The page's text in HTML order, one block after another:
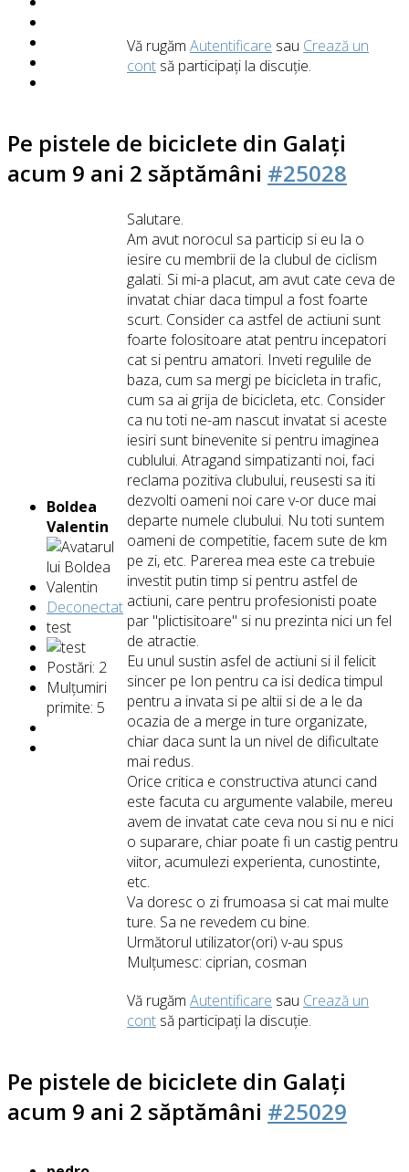
Vă rugăm Autentificare sau Crează un
cont să participaţi la discuţie.
Pe pistele de biciclete din Galați
acum 9 ani 2 săptămâni #25028
Boldea
Valentin
Deconectat
test
Postări: 2
Mulțumiri
primite: 5
Salutare.
Am avut norocul sa particip si eu la o
iesire cu membrii de la clubul de ciclism
galati. Si mi-a placut, am avut cate ceva de
invatat chiar daca timpul a fost foarte
scurt. Consider ca astfel de actiuni sunt
foarte folositoare atat pentru incepatori
cat si pentru amatori. Inveti regulile de
baza, cum sa mergi pe bicicleta in trafic,
cum sa ai grija de bicicleta, etc. Consider
ca nu toti ne-am nascut invatat si aceste
iesiri sunt binevenite si pentru imaginea
cublului. Atragand simpatizanti noi, faci
reclama pozitiva clubului, reusesti sa iti
dezvolti oameni noi care v-or duce mai
departe numele clubului. Nu toti suntem
oameni de competitie, facem sute de km
pe zi, etc. Parerea mea este ca trebuie
investit putin timp si pentru astfel de
actiuni, care pentru profesionisti poate
par "plictisitoare" si nu prezinta nici un fel
de atractie.
Eu unul sustin asfel de actiuni si il felicit
sincer pe Ion pentru ca isi dedica timpul
pentru a invata si pe altii si de a le da
ocazia de a merge in ture organizate,
chiar daca sunt la un nivel de dificultate
mai redus.
Orice critica e constructiva atunci cand
este facuta cu argumente valabile, mereu
avem de invatat cate ceva nou si nu e nici
o suparare, chiar poate fi un castig pentru
viitor, acumulezi experienta, cunostinte,
etc.
Va doresc o zi frumoasa si cat mai multe
ture. Sa ne revedem cu bine.
Următorul utilizator(ori) v-au spus
Mulțumesc: ciprian, cosman
Vă rugăm Autentificare sau Crează un
cont să participaţi la discuţie.
Pe pistele de biciclete din Galați
acum 9 ani 2 săptămâni #25029